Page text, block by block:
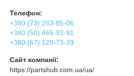
Телефон:
+380 (73) 263-85-06
+380 (50) 465-93-91
+380 (67) 120-73-39
Сайт компанії:
https://partshub.com.ua/ua/